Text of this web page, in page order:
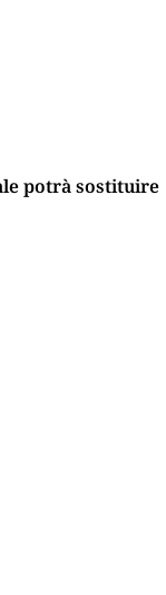
potrà sostituire